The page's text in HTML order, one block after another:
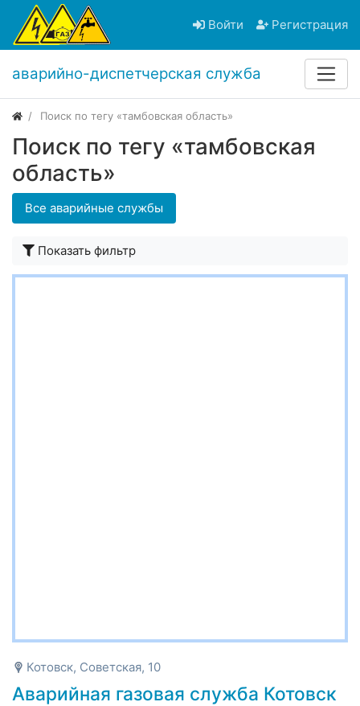
Войти Регистрация
аварийно-диспетчерская служба
Поиск по тегу «тамбовская область»
Поиск по тегу «тамбовская
область»
Все аварийные службы
Показать фильтр
Котовск, Советская, 10
Аварийная газовая служба Котовск